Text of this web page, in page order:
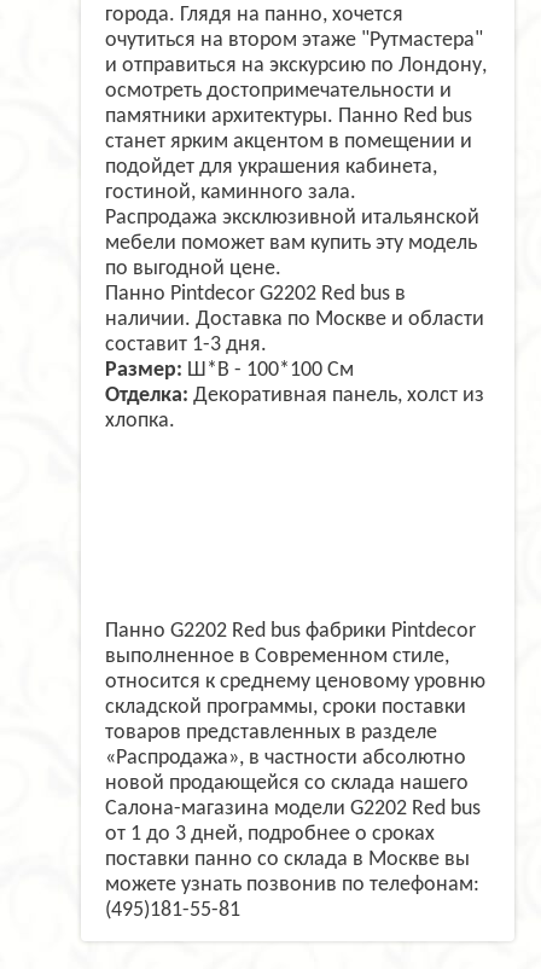
города. Глядя на панно, хочется
очутиться на втором этаже "Рутмастера"
и отправиться на экскурсию по Лондону,
осмотреть достопримечательности и
памятники архитектуры. Панно Red bus
станет ярким акцентом в помещении и
подойдет для украшения кабинета,
гостиной, каминного зала.
Распродажа эксклюзивной итальянской
мебели поможет вам купить эту модель
по выгодной цене.
Панно Pintdecor G2202 Red bus в
наличии. Доставка по Москве и области
составит 1-3 дня.
Размер: Ш*В - 100*100 См
Отделка: Декоративная панель, холст из
хлопка.
Панно G2202 Red bus фабрики Pintdecor
выполненное в Современном стиле,
относится к среднему ценовому уровню
складской программы, сроки поставки
товаров представленных в разделе
«Распродажа», в частности абсолютно
новой продающейся со склада нашего
Салона-магазина модели G2202 Red bus
от 1 до 3 дней, подробнее о сроках
поставки панно со склада в Москве вы
можете узнать позвонив по телефонам:
(495)181-55-81